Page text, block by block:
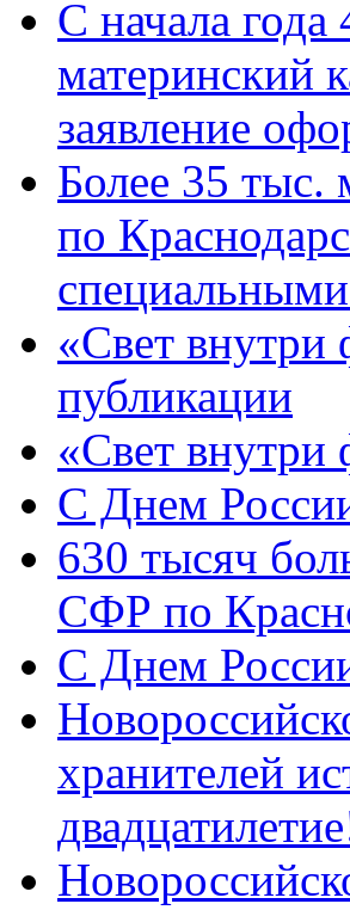
С начала
материнский
заявление
Более 35 тыс.
по
«Свет
публикации
«Свет
C Днем
630 тысяч
СФР по
C Днем
хранителей